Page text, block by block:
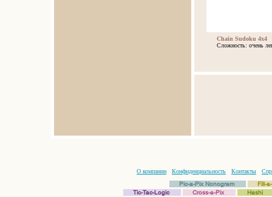
Chain Sudoku 4x4
Сложность: очень
О компании Конфиденциальность Контакты
Pic-a-Pix Nonogram
Fill-
Tic-Tac-Logic
Cross-a-Pix
Hashi